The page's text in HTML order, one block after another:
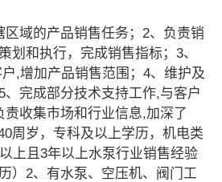
区域的产品销售任务；2、负责销
划和执行，完成销售指标；3、
,增加产品销售范围；4、维护及
完成部分技术支持工作,与客户
收集市场和行业信息,加深了
周岁，专科及以上学历，机电类
上且3年以上水泵行业销售经验
）2、有水泵、空压机、阀门工